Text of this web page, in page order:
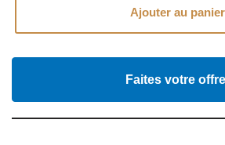
Ajouter au panier
Faites votre offre